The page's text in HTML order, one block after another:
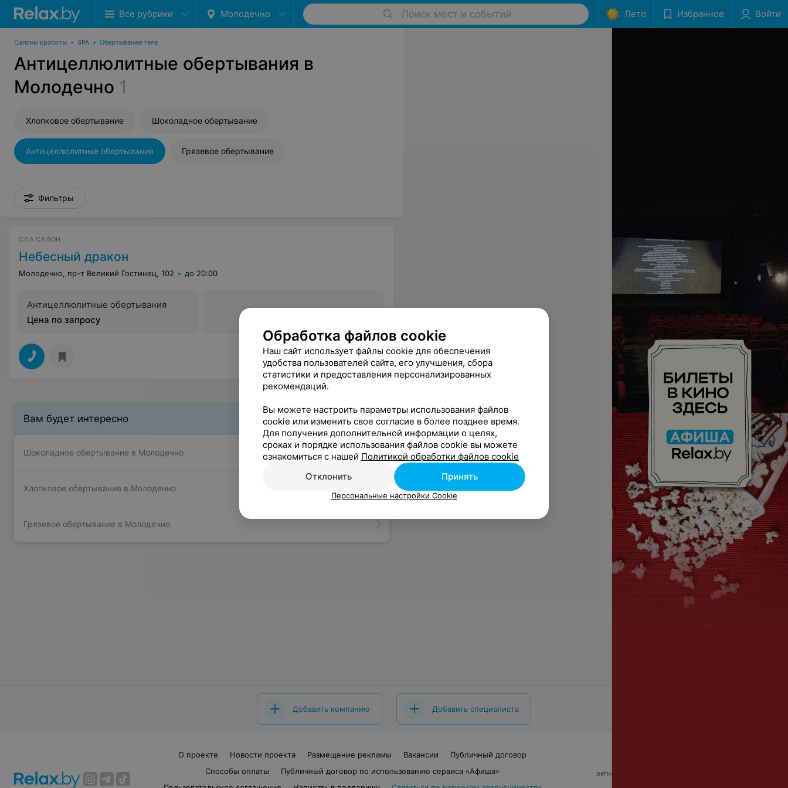
Все рубрики Молодечно Поиск мест и событий Лето Избранное Войти
Салоны красоты • SPA • Обертывание тела
Антицеллюлитные обертывания в
Молодечно 1
Хлопковое обертывание Шоколадное обертывание
Антицеллюлитные обертывания Грязевое обертывание
Фильтры
СПА САЛОН
Небесный дракон
Молодечно, пр-т Великий Гостинец, 102 до 20:00
Антицеллюлитные обертывания
Цена по запросу
Все цены
Вам будет интересно
Шоколадное обертывание в Молодечно
Хлопковое обертывание в Молодечно
Грязевое обертывание в Молодечно
Добавить компанию Добавить специалиста
О проекте Новости проекта Размещение рекламы Вакансии
Публичный договор
Способы оплаты
Публичный договор по использованию сервиса «Афиша»
регистрирующий орган - Минский горисполком
Обработка файлов cookie
Наш сайт использует файлы cookie для обеспечения
удобства пользователей сайта, его улучшения, сбора
статистики и предоставления персонализированных
рекомендаций.
Вы можете настроить параметры использования файлов
cookie или изменить свое согласие в более позднее время.
Для получения дополнительной информации о целях,
сроках и порядке использования файлов cookie вы можете
ознакомиться с нашей Политикой обработки файлов cookie
Отклонить
Принять
Персональные настройки Cookie